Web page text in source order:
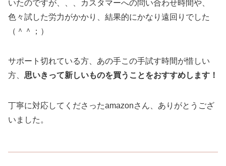
いたのですが、、、カスタマーへの問い合わせ時間や、
色々試した労力がかかり、結果的にかなり遠回りでした
（＾＾；）
サポート切れている方、あの手この手試す時間が惜しい
方、 思いきって新しいものを買うことをおすすめします！
丁寧に対応してくださったamazonさん、ありがとうござ
いました。